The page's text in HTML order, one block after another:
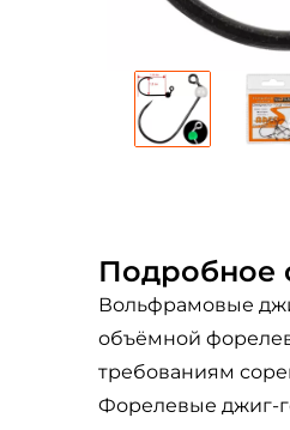
Подробное
Вольфрамовые
объёмной
требованиям
Форелевые джиг-